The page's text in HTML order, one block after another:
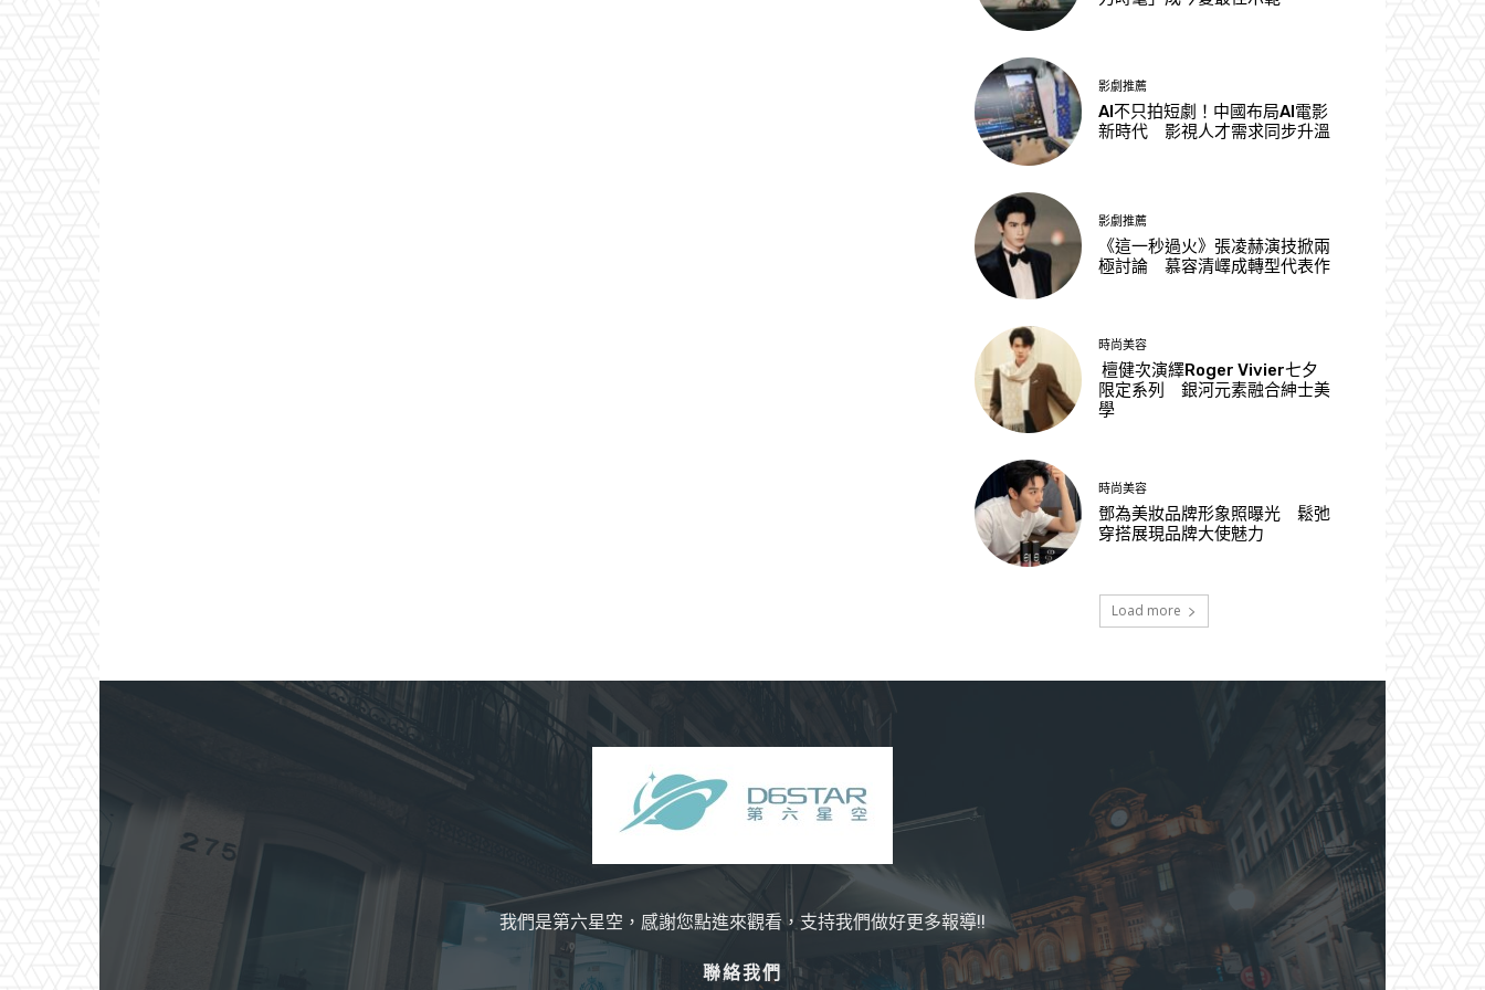
影劇推薦
AI不只拍短劇！中國布局AI電影
新時代 影視人才需求同步升溫
影劇推薦
《這一秒過火》張凌赫演技掀兩
極討論 慕容清嶧成轉型代表作
時尚美容
檀健次演繹Roger Vivier七夕
限定系列 銀河元素融合紳士美
學
時尚美容
鄧為美妝品牌形象照曝光 鬆弛
穿搭展現品牌大使魅力
Load more
我們是第六星空，感謝您點進來觀看，支持我們做好更多報導!!
聯絡我們